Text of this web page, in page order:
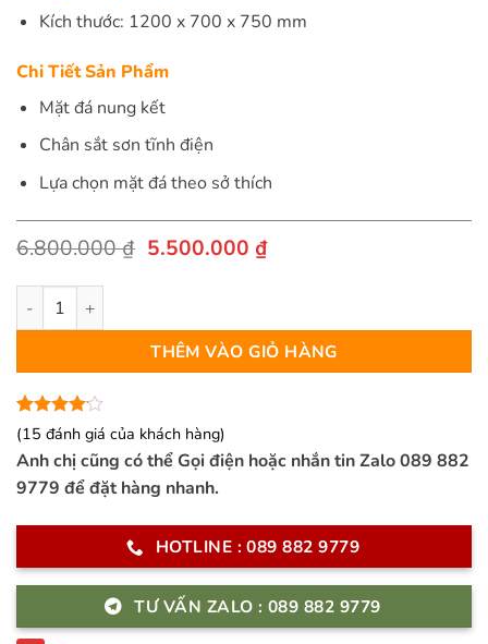
Kích thước: 1200 x 700 x 750 mm
Chi Tiết Sản Phẩm
Mặt đá nung kết
Chân sắt sơn tĩnh điện
Lựa chọn mặt đá theo sở thích
6.800.000₫ Giá
5.500.000 ₫Giá
5.500.000 ₫.
Bàn Ăn Mặt Đá Nhập Khẩu - LYSAN số lượng
THÊM VÀO GIỎ HÀNG
4.07trên
5 dựa
trên
15
đánh
giá
(15 đánh giá của khách hàng)
Anh chị cũng có thể Gọi điện hoặc nhắn tin Zalo 089 882
9779 để đặt hàng nhanh.
HOTLINE : 089 882 9779
TƯ VẤN ZALO : 089 882 9779